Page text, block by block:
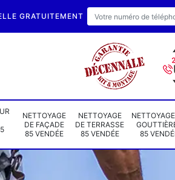
GRATUITEMENT
NETTOYAGE
DE FAÇADE
85 VENDÉE
NETTOYAGE
DE TERRASSE
85 VENDÉE
85